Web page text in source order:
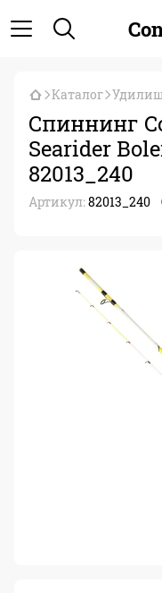
Каталог
Cпиннинг
Searider
82013_240
Артикул:82013_240